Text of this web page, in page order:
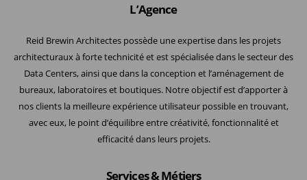
L’Agence
Reid Brewin Architectes possède une expertise dans les projets
architecturaux à forte technicité et est spécialisée dans le secteur des
Data Centers, ainsi que dans la conception et l’aménagement de
bureaux, laboratoires et boutiques. Notre objectif est d’apporter à
nos clients la meilleure expérience utilisateur possible en trouvant,
avec eux, le point d’équilibre entre créativité, fonctionnalité et
efficacité dans leurs projets.
Services & Métiers